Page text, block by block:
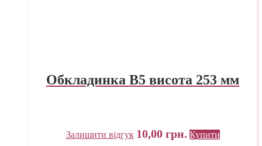
Обкладинка В5 висота 253 мм
Залишити відгук 10,00 грн. Купити